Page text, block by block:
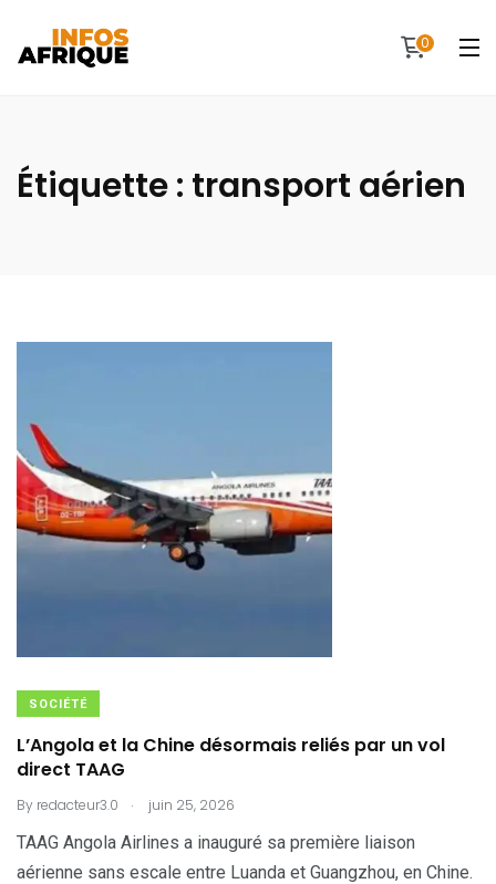
0
Étiquette : transport aérien
SOCIÉTÉ
L’Angola et la Chine désormais reliés par un vol
direct TAAG
By redacteur3.0 . juin 25, 2026
TAAG Angola Airlines a inauguré sa première liaison
aérienne sans escale entre Luanda et Guangzhou, en Chine.